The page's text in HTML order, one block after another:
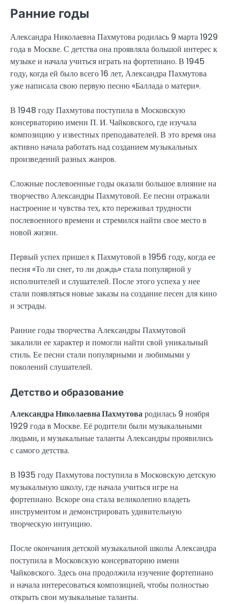
Ранние годы
Александра Николаевна Пахмутова родилась 9 марта 1929
года в Москве. С детства она проявляла большой интерес к
музыке и начала учиться играть на фортепиано. В 1945
году, когда ей было всего 16 лет, Александра Пахмутова
уже написала свою первую песню «Баллада о матери».
В 1948 году Пахмутова поступила в Московскую
консерваторию имени П. И. Чайковского, где изучала
композицию у известных преподавателей. В это время она
активно начала работать над созданием музыкальных
произведений разных жанров.
Сложные послевоенные годы оказали большое влияние на
творчество Александры Пахмутовой. Ее песни отражали
настроение и чувства тех, кто переживал трудности
послевоенного времени и стремился найти свое место в
новой жизни.
Первый успех пришел к Пахмутовой в 1956 году, когда ее
песня «То ли снег, то ли дождь» стала популярной у
исполнителей и слушателей. После этого успеха у нее
стали появляться новые заказы на создание песен для кино
и эстрады.
Ранние годы творчества Александры Пахмутовой
закалили ее характер и помогли найти свой уникальный
стиль. Ее песни стали популярными и любимыми у
поколений слушателей.
Детство и образование
Александра Николаевна Пахмутовародилась 9 ноября
1929 года в Москве. Её родители были музыкальными
людьми, и музыкальные таланты Александры проявились
с самого детства.
В 1935 году Пахмутова поступила в Московскую детскую
музыкальную школу, где начала учиться игре на
фортепиано. Вскоре она стала великолепно владеть
инструментом и демонстрировать удивительную
творческую интуицию.
После окончания детской музыкальной школы Александра
поступила в Московскую консерваторию имени
Чайковского. Здесь она продолжила изучение фортепиано
и начала интересоваться композицией, чтобы полностью
открыть свои музыкальные таланты.